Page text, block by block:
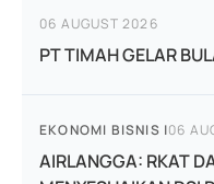
06 AUGUST 2026
PT TIMAH GELAR
EKONOMI BISNIS |06
AIRLANGGA: RKAT